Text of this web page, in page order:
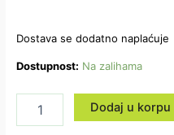
Dostava se dodatno naplaćuje
Dostupnost: Na zalihama
Dodaj u korpu